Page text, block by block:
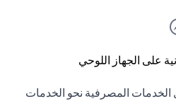
المصرفية نحو الخدمات